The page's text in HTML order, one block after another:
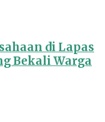
di Lapas
Bekali Warga